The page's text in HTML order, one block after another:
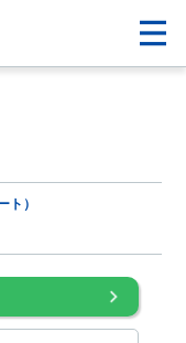
ト）